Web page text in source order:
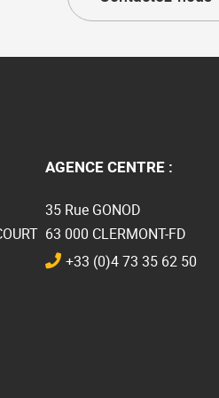
AGENCE CENTRE :
35 Rue GONOD
63 000 CLERMONT-FD
+33 (0)4 73 35 62 50